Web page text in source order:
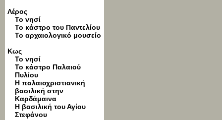
Λέρος
Το νησί
Το κάστρο του Παντελίου
To αρχαιολογικό μουσείο
Κως
Το νησί
Το κάστρο Παλαιού
Πυλίου
Η παλαιοχριστιανική
βασιλική στην
Καρδάμαινα
Η βασιλική του Αγίου
Στεφάνου